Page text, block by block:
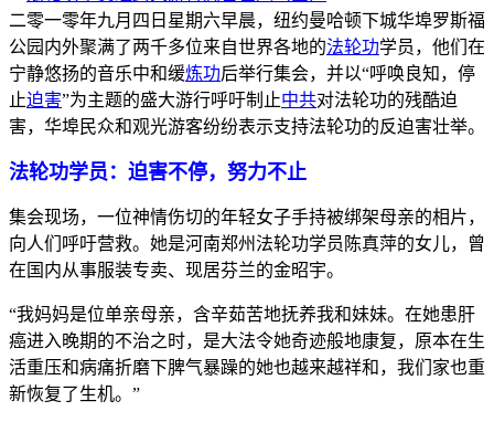
二零一零年九月四日星期六早晨，纽约曼哈顿下城华埠罗斯福
公园内外聚满了两千多位来自世界各地的法轮功学员，他们在
宁静悠扬的音乐中和缓炼功后举行集会，并以“呼唤良知，停
止迫害”为主题的盛大游行呼吁制止中共对法轮功的残酷迫
害，华埠民众和观光游客纷纷表示支持法轮功的反迫害壮举。
法轮功学员：迫害不停，努力不止
集会现场，一位神情伤切的年轻女子手持被绑架母亲的相片，
向人们呼吁营救。她是河南郑州法轮功学员陈真萍的女儿，曾
在国内从事服装专卖、现居芬兰的金昭宇。
“我妈妈是位单亲母亲，含辛茹苦地抚养我和妹妹。在她患肝
癌进入晚期的不治之时，是大法令她奇迹般地康复，原本在生
活重压和病痛折磨下脾气暴躁的她也越来越祥和，我们家也重
新恢复了生机。”